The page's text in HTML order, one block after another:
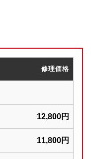
修理価格
12,800円
11,800円